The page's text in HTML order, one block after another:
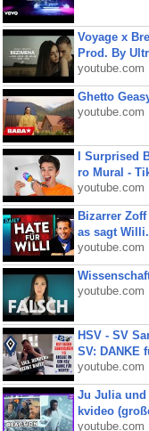
Voyage x
Prod. By
youtube.com
Ghetto
youtube.com
I Surprised
ro Mural -
youtube.com
Bizarrer
as sagt
youtube.com
youtube.com
HSV - SV
SV: DANKE
youtube.com
Ju Julia und
kvideo
youtube.com